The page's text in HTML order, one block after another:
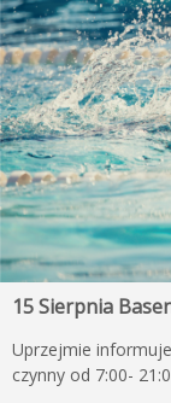
15 Sierpnia
Uprzejmie
czynny od 7:00-